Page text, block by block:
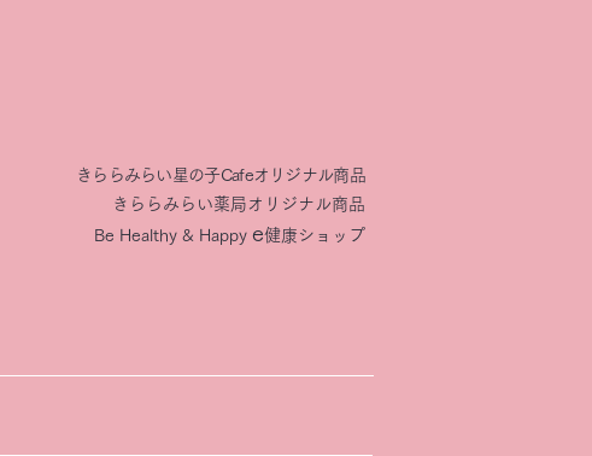
きららみらい星の子Cafeオリジナル商品
きららみらい薬局オリジナル商品
Be Healthy & Happy​ e健康ショップ